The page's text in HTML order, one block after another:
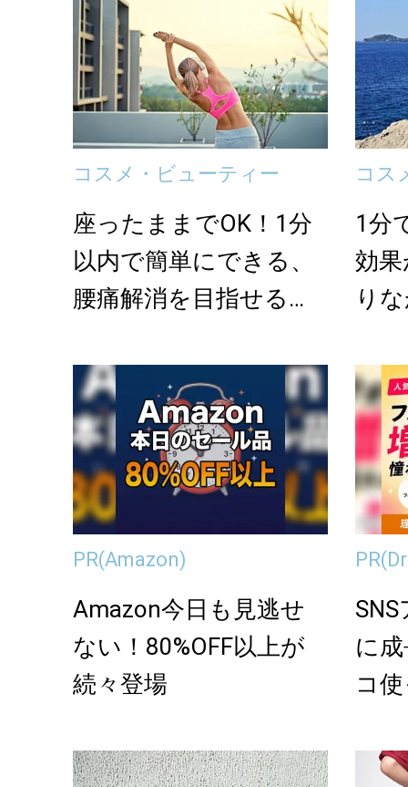
コスメ・ビューティー
座ったままでOK！1分
以内で簡単にできる、
腰痛解消を目指せるス
コス
1分
効
り
PR(Amazon)
Amazon今日も見逃せ
ない！80%OFF以上が
続々登場
PR
に
コ